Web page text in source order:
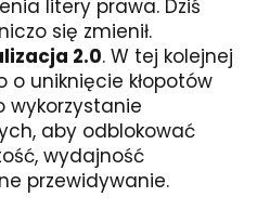
litery prawa. Dziś
się zmienił.
2.0. W tej kolejnej
o uniknięcie kłopotów
wykorzystanie
aby odblokować
wydajność
przewidywanie.